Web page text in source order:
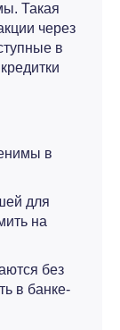
Такая
через
в
в
для
на
без
в банке-